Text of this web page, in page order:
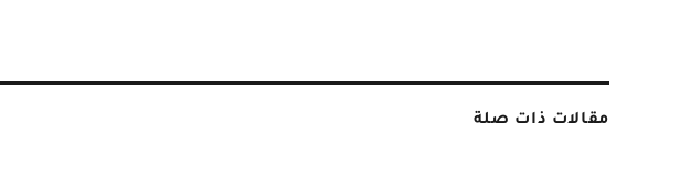
مقالات ذات صلة